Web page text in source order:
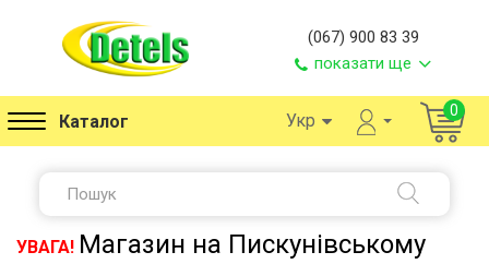
(067) 900 83 39
показати ще
Каталог Укр 0
УВАГА! Магазин на Пискунівському